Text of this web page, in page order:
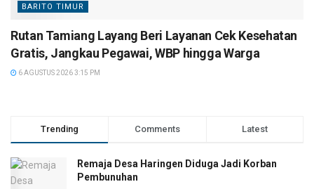
BARITO TIMUR
Rutan Tamiang Layang Beri Layanan Cek Kesehatan
Gratis, Jangkau Pegawai, WBP hingga Warga
6 AGUSTUS 2026 3:15 PM
Trending Comments Latest
Remaja Desa Haringen Diduga Jadi Korban
Pembunuhan